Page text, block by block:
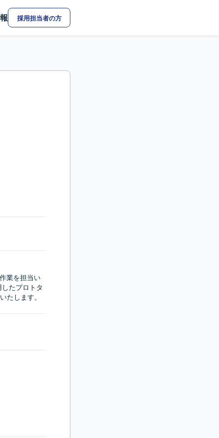
採用担当者の方
業を担当い
たプロトタ
たします。